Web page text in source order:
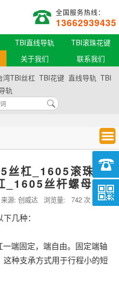
全国服务热线：
13662939435
TBI直线导轨
TBI滚珠花键
关于我们
联系我们
湾TBI丝杠 TBI花键 直线导轨 TBI
轨
杠_1605滚珠丝杆
_1605丝杆螺母
来源: 创威达 浏览量: 742 次
几种：
固定，端自由。固定端轴
种支承方式用于行程小的短